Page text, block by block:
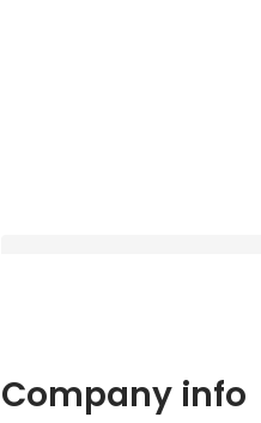
判断基準は面白いか、ワクワクする
か。『Yappli』が目指す、誰もが簡
Company info